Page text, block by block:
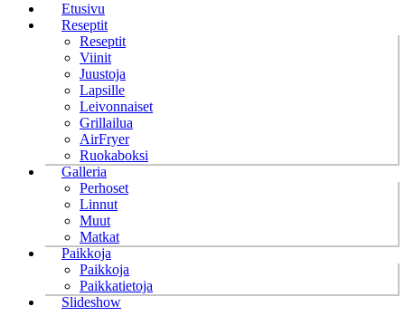
Etusivu
Reseptit
Reseptit
Viinit
Juustoja
Lapsille
Leivonnaiset
Grillailua
AirFryer
Ruokaboksi
Galleria
Perhoset
Linnut
Muut
Matkat
Paikkoja
Paikkoja
Paikkatietoja
Slideshow